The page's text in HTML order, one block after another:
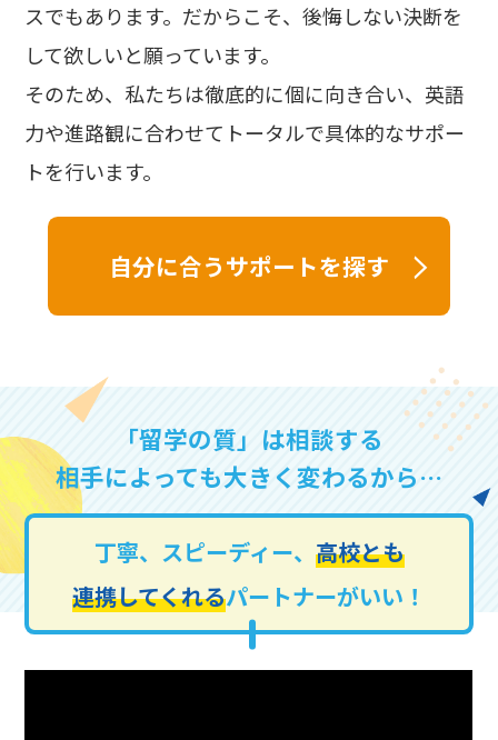
スでもあります。だからこそ、後悔しない決断を
して欲しいと願っています。
そのため、私たちは徹底的に個に向き合い、英語
力や進路観に合わせてトータルで具体的なサポー
トを行います。
自分に合うサポートを探す
「留学の質」は相談する
相手によっても大きく変わるから…
丁寧、スピーディー、 高校とも
連携してくれるパートナーがいい！